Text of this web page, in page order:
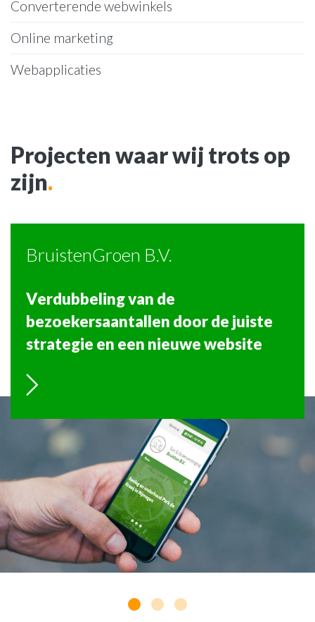
Converterende webwinkels
Online marketing
Webapplicaties
Projecten waar wij trots op
zijn.
BruistenGroen B.V.
Verdubbeling van de
bezoekersaantallen door de juiste
strategie en een nieuwe website